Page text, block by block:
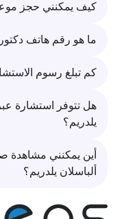
كيف يمكنني حجز
ما هو رقم هاتف دكتور
كم تبلغ رسوم
هل تتوفر استشارة
يلدريم؟
أين يمكنني مشاهدة
ألباسلان يلدريم؟